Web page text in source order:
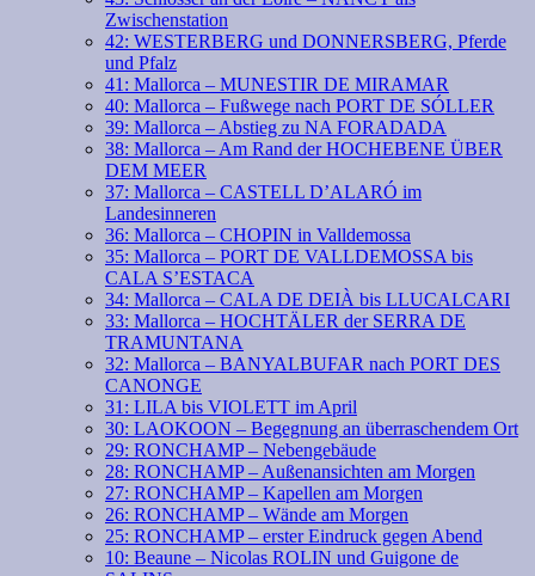
Zwischenstation
42: WESTERBERG und DONNERSBERG, Pferde
und Pfalz
41: Mallorca – MUNESTIR DE MIRAMAR
40: Mallorca – Fußwege nach PORT DE SÓLLER
39: Mallorca – Abstieg zu NA FORADADA
38: Mallorca – Am Rand der HOCHEBENE ÜBER
DEM MEER
37: Mallorca – CASTELL D’ALARÓ im
Landesinneren
36: Mallorca – CHOPIN in Valldemossa
35: Mallorca – PORT DE VALLDEMOSSA bis
CALA S’ESTACA
34: Mallorca – CALA DE DEIÀ bis LLUCALCARI
33: Mallorca – HOCHTÄLER der SERRA DE
TRAMUNTANA
32: Mallorca – BANYALBUFAR nach PORT DES
CANONGE
31: LILA bis VIOLETT im April
30: LAOKOON – Begegnung an überraschendem Ort
29: RONCHAMP – Nebengebäude
28: RONCHAMP – Außenansichten am Morgen
27: RONCHAMP – Kapellen am Morgen
26: RONCHAMP – Wände am Morgen
25: RONCHAMP – erster Eindruck gegen Abend
10: Beaune – Nicolas ROLIN und Guigone de